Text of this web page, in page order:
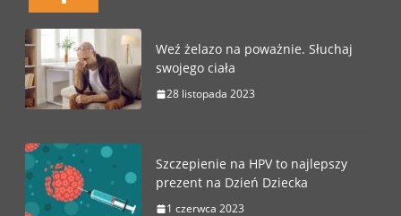
Weź żelazo na poważnie. Słuchaj
swojego ciała
28 listopada 2023
Szczepienie na HPV to najlepszy
prezent na Dzień Dziecka
1 czerwca 2023